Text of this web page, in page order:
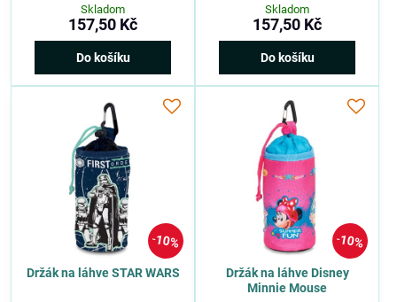
Skladom
157,50 Kč
Do košíku
Skladom
157,50 Kč
Do košíku
10%
Držák na láhve STAR WARS
10%
Držák na láhve Disney
Minnie Mouse